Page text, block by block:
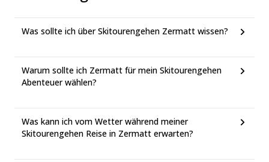
Was sollte ich über Skitourengehen Zermatt wissen?
Warum sollte ich Zermatt für mein Skitourengehen
Abenteuer wählen?
Was kann ich vom Wetter während meiner
Skitourengehen Reise in Zermatt erwarten?